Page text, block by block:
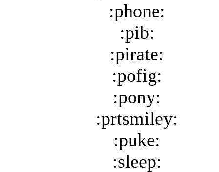
:phone:
:pib:
:pirate:
:pofig:
:pony:
:prtsmiley:
:puke:
:sleep: